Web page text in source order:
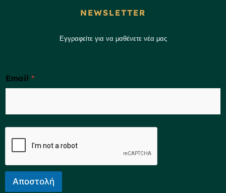
NEWSLETTER
Εγγραφείτε για να μαθένετε νέα μας
Email *
Αποστολή